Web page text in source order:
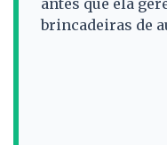
brincadeiras de